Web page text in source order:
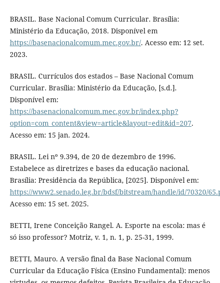
BRASIL. Base Nacional Comum Curricular. Brasília:
Ministério da Educação, 2018. Disponível em
https://basenacionalcomum.mec.gov.br/. Acesso em: 12 set.
2023.
BRASIL. Currículos dos estados – Base Nacional Comum
Curricular. Brasília: Ministério da Educação, [s.d.].
Disponível em:
https://basenacionalcomum.mec.gov.br/index.php?
option=com_content&view=article&layout=edit&id=207.
Acesso em: 15 jan. 2024.
BRASIL. Lei nº 9.394, de 20 de dezembro de 1996.
Estabelece as diretrizes e bases da educação nacional.
Brasília: Presidência da República, [2025]. Disponível em:
https://www2.senado.leg.br/bdsf/bitstream/handle/id/70320/
Acesso em: 15 set. 2025.
BETTI, Irene Conceição Rangel. A. Esporte na escola: mas é
só isso professor? Motriz, v. 1, n. 1, p. 25-31, 1999.
BETTI, Mauro. A versão final da Base Nacional Comum
Curricular da Educação Física (Ensino Fundamental): menos